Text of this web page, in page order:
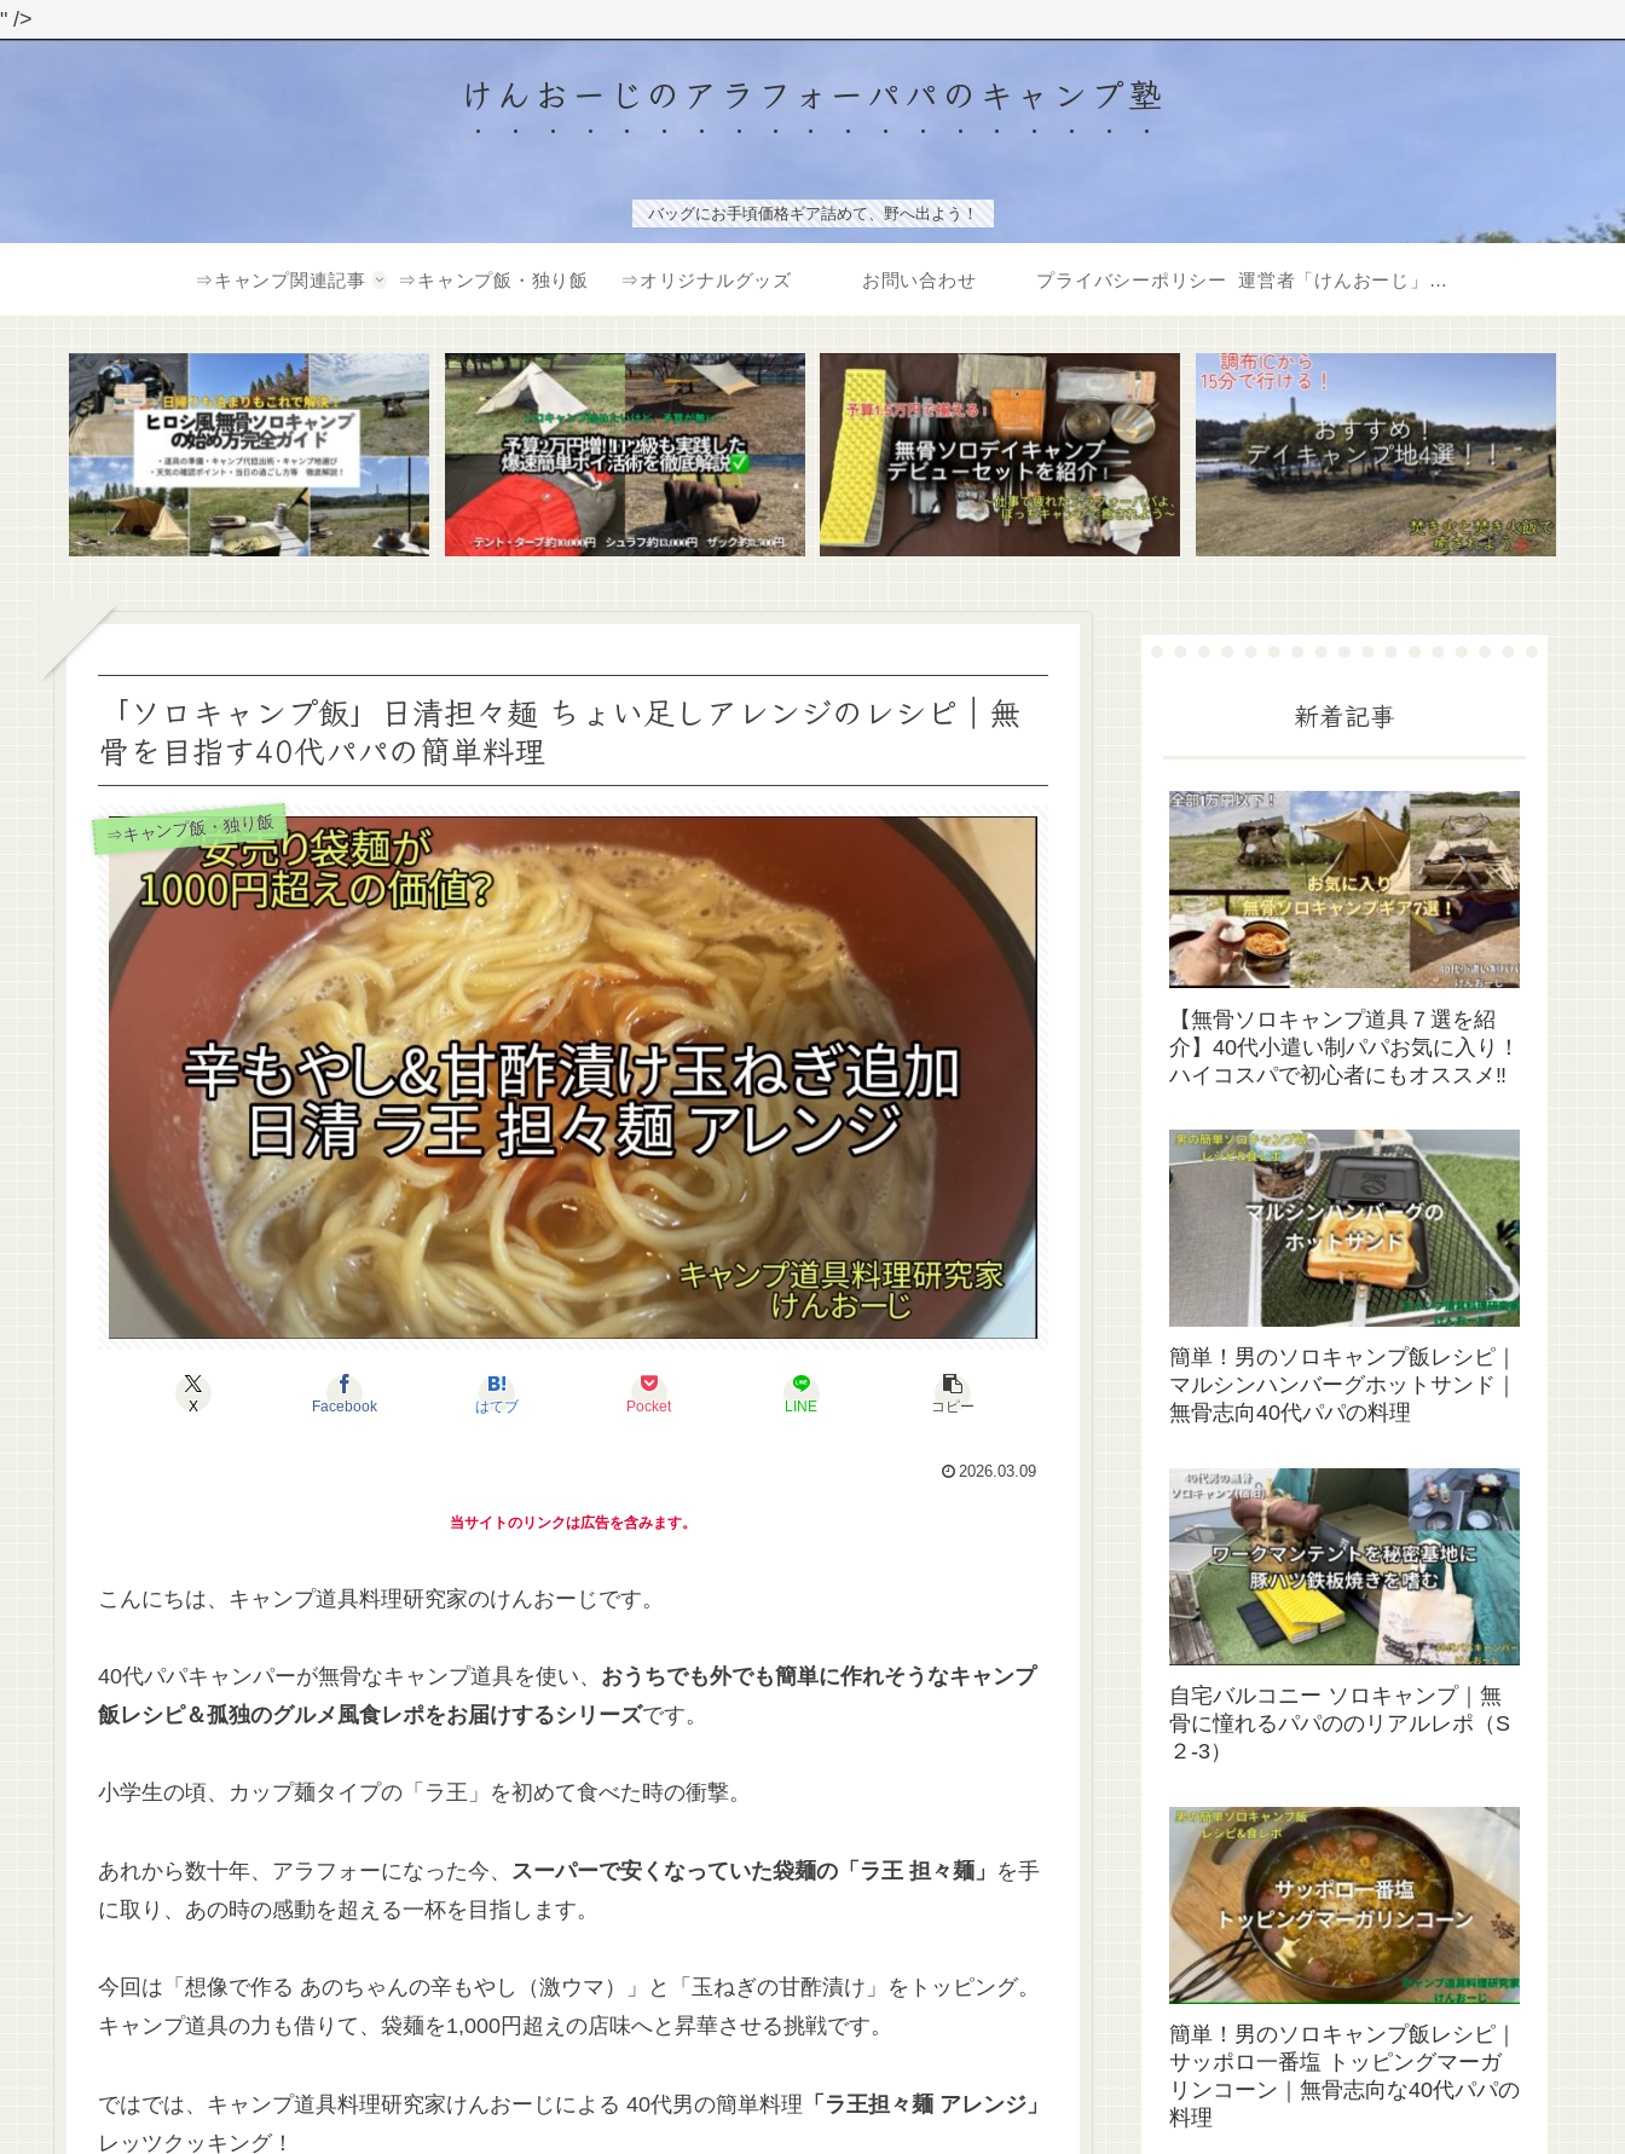
" />
けんおーじのアラフォーパパのキャンプ塾
バッグにお手頃価格ギア詰めて、野へ出よう！
⇒キャンプ関連記事 ⇒キャンプ飯・独り飯 ⇒オリジナルグッズ お問い合わせ プライバシーポリシー 運営者「けんおーじ」について
「ソロキャンプ飯」日清担々麺 ちょい足しアレンジのレシピ｜無
骨を目指す40代パパの簡単料理
⇒キャンプ飯・独り飯
X Facebook はてブ Pocket LINE コピー
2026.03.09
当サイトのリンクは広告を含みます。
こんにちは、キャンプ道具料理研究家のけんおーじです。
40代パパキャンパーが無骨なキャンプ道具を使い、 おうちでも外でも簡単に作れそうなキャンプ
飯レシピ＆孤独のグルメ風食レポをお届けするシリーズです。
小学生の頃、カップ麺タイプの「ラ王」を初めて食べた時の衝撃。
あれから数十年、アラフォーになった今、 スーパーで安くなっていた袋麺の「ラ王 担々麺」 を手
に取り、あの時の感動を超える一杯を目指します。
今回は「想像で作る あのちゃんの辛もやし（激ウマ）」と「玉ねぎの甘酢漬け」をトッピング。
キャンプ道具の力も借りて、袋麺を1,000円超えの店味へと昇華させる挑戦です。
ではでは、キャンプ道具料理研究家けんおーじによる 40代男の簡単料理 「ラ王担々麺 アレンジ」
レッツクッキング！
新着記事
【無骨ソロキャンプ道具７選を紹
介】40代小遣い制パパお気に入り！
ハイコスパで初心者にもオススメ‼
簡単！男のソロキャンプ飯レシピ｜
マルシンハンバーグホットサンド｜
無骨志向40代パパの料理
自宅バルコニー ソロキャンプ｜無
骨に憧れるパパののリアルレポ（S
２‐3）
簡単！男のソロキャンプ飯レシピ｜
サッポロ一番塩 トッピングマーガ
リンコーン｜無骨志向な40代パパの
料理